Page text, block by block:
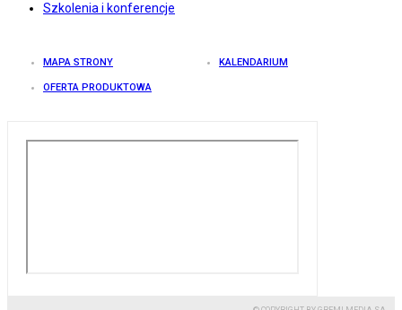
Szkolenia i konferencje
MAPA STRONY KALENDARIUM
OFERTA PRODUKTOWA